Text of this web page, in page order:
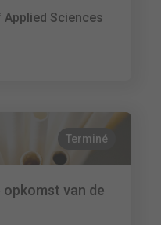
Applied Sciences
Terminé
opkomst van de